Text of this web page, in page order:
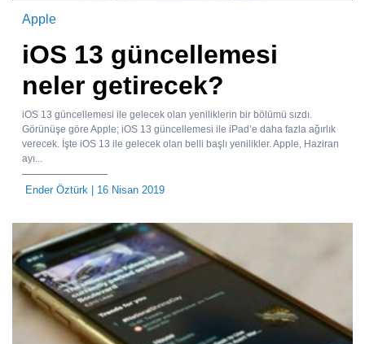
Apple
iOS 13 güncellemesi
neler getirecek?
iOS 13 güncellemesi ile gelecek olan yeniliklerin bir bölümü sızdı.
Görünüşe göre Apple; iOS 13 güncellemesi ile iPad’e daha fazla ağırlık
verecek. İşte iOS 13 ile gelecek olan belli başlı yenilikler. Apple, Haziran
ayı...
Ender Öztürk | 16 Nisan 2019